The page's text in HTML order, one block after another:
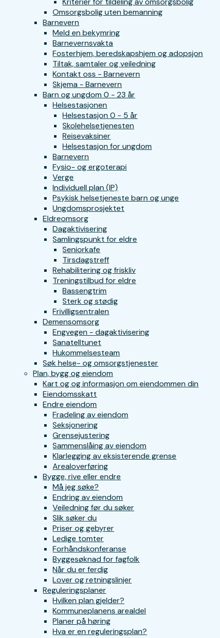
Omsorgsbolig uten bemanning
Barnevern
Meld en bekymring
Barnevernsvakta
Fosterhjem, beredskapshjem og adopsjon
Tiltak, samtaler og veiledning
Kontakt oss - Barnevern
Skjema - Barnevern
Barn og ungdom 0 - 23 år
Helsestasjonen
Helsestasjon 0 - 5 år
Skolehelsetjenesten
Reisevaksiner
Helsestasjon for ungdom
Barnevern
Fysio- og ergoterapi
Verge
Individuell plan (IP)
Psykisk helsetjeneste barn og unge
Ungdomsprosjektet
Eldreomsorg
Dagaktivisering
Samlingspunkt for eldre
Seniorkafe
Tirsdagstreff
Rehabilitering og friskliv
Treningstilbud for eldre
Bassengtrim
Sterk og stødig
Frivilligsentralen
Demensomsorg
Engvegen - dagaktivisering
Sanatelltunet
Hukommelsesteam
Søk helse- og omsorgstjenester
Plan, bygg og eiendom
Kart og og informasjon om eiendommen din
Eiendomsskatt
Endre eiendom
Fradeling av eiendom
Seksjonering
Grensejustering
Sammenslåing av eiendom
Klarlegging av eksisterende grense
Arealoverføring
Bygge, rive eller endre
Må jeg søke?
Endring av eiendom
Veiledning før du søker
Slik søker du
Priser og gebyrer
Ledige tomter
Forhåndskonferanse
Byggesøknad for fagfolk
Når du er ferdig
Lover og retningslinjer
Reguleringsplaner
Hvilken plan gjelder?
Kommuneplanens arealdel
Planer på høring
Hva er en reguleringsplan?